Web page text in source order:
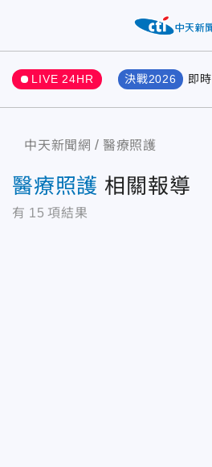
LIVE 24HR 決戰2026 即時
中天新聞網 醫療照護
醫療照護 相關報導
有 15 項結果